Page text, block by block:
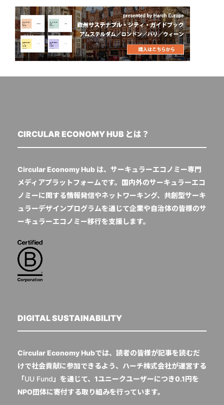
CIRCULAR ECONOMY HUB とは？
Circular Economy Hub は、サーキュラーエコノミー専門
メディアプラットフォームです。国内外のサーキュラーエコ
ノミーに関する情報発信やネットワーキング、共創型サーキ
ュラーデザインプログラムを通じて企業や自治体の皆様のサ
ーキュラーエコノミー移行を支援します。
DIGITAL SUSTAINABILITY
Circular Economy Hubでは、読者の皆様が記事を読むだ
けで社会貢献に参加できるよう、ハーチ株式会社が運営する
「UU Fund 」を通じて、1ユニークユーザーにつき0.1円を
NPO団体に寄付する取り組みを行っています。